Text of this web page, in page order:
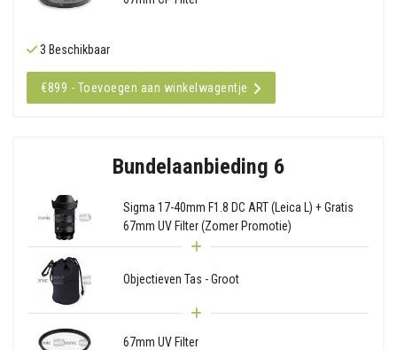
3 Beschikbaar
€899 - Toevoegen aan winkelwagentje
Bundelaanbieding 6
Sigma 17-40mm F1.8 DC ART (Leica L) + Gratis
67mm UV Filter (Zomer Promotie)
Objectieven Tas - Groot
67mm UV Filter